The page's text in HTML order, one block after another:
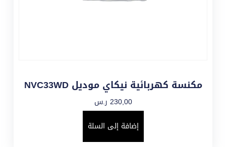
مكنسة كهربائية نيكاي موديل NVC33WD
230,00 ر.س
إضافة إلى السلة